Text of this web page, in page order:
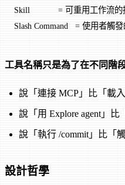
Skill            = 可重用工作流的
Slash Command   = 使用者觸
工具名稱只是為了在不同階
說「連接 MCP」比「載
說「用 Explore agent」
說「執行 /commit」比「
設計哲學